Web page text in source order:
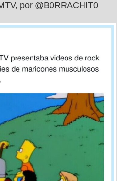
por @B0RRACHIT0